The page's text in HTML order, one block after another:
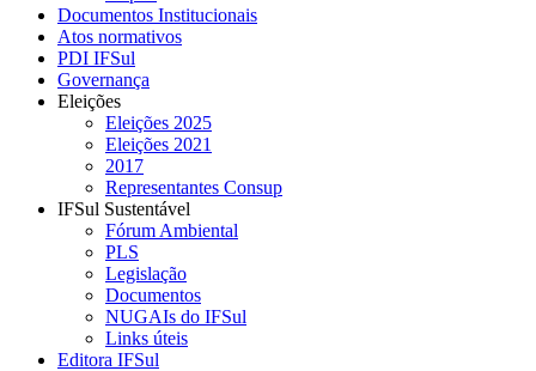
Documentos Institucionais
Atos normativos
PDI IFSul
Governança
Eleições
Eleições 2025
Eleições 2021
2017
Representantes Consup
IFSul Sustentável
Fórum Ambiental
PLS
Legislação
Documentos
NUGAIs do IFSul
Links úteis
Editora IFSul